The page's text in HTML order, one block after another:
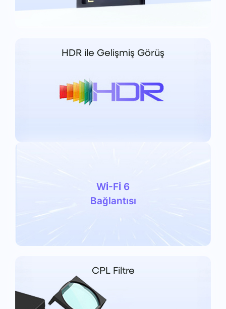
HDR ile Gelişmiş Görüş
Wİ-Fİ 6
Bağlantısı
CPL Filtre